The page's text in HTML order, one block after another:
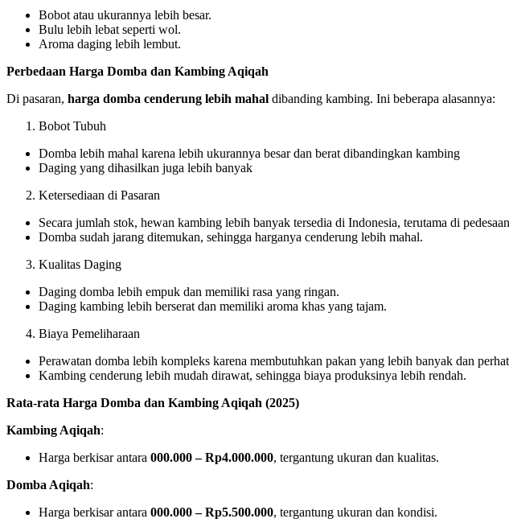
Bobot atau ukurannya lebih besar.
Bulu lebih lebat seperti wol.
Aroma daging lebih lembut.
Perbedaan Harga Domba dan Kambing Aqiqah
Di pasaran, harga domba cenderung lebih mahal dibanding kambing. Ini beberapa alasannya:
Bobot Tubuh
Domba lebih mahal karena lebih ukurannya besar dan berat dibandingkan kambing
Daging yang dihasilkan juga lebih banyak
Ketersediaan di Pasaran
Secara jumlah stok, hewan kambing lebih banyak tersedia di Indonesia, terutama di
Domba sudah jarang ditemukan, sehingga harganya cenderung lebih mahal.
Kualitas Daging
Daging domba lebih empuk dan memiliki rasa yang ringan.
Daging kambing lebih berserat dan memiliki aroma khas yang tajam.
Biaya Pemeliharaan
Perawatan domba lebih kompleks karena membutuhkan pakan yang lebih banyak dan
Kambing cenderung lebih mudah dirawat, sehingga biaya produksinya lebih rendah.
Rata-rata Harga Domba dan Kambing Aqiqah (2025)
Kambing Aqiqah:
Harga berkisar antara 000.000 – Rp4.000.000, tergantung ukuran dan kualitas.
Domba Aqiqah:
Harga berkisar antara 000.000 – Rp5.500.000, tergantung ukuran dan kondisi.